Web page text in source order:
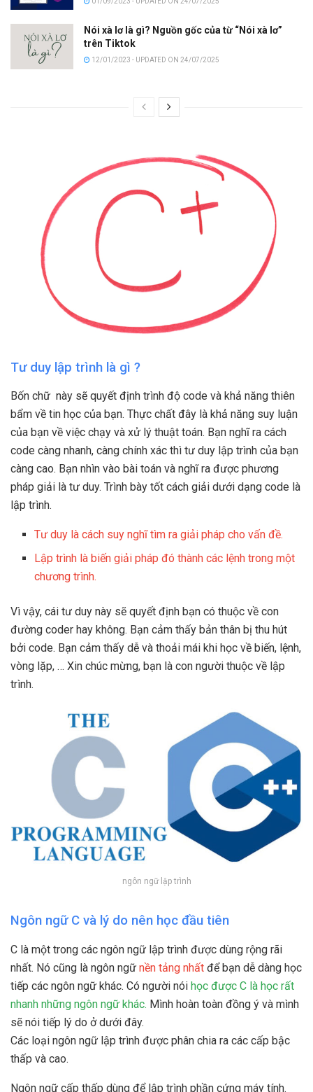
Nói xà lơ là gì? Nguồn gốc của từ “Nói xà lơ”
trên Tiktok
12/01/2023 - UPDATED ON 24/07/2025
Tư duy lập trình là gì ?
Bốn chữ này sẽ quyết định trình độ code và khả năng thiên
bẩm về tin học của bạn. Thực chất đây là khả năng suy luận
của bạn về việc chạy và xử lý thuật toán. Bạn nghĩ ra cách
code càng nhanh, càng chính xác thì tư duy lập trình của bạn
càng cao. Bạn nhìn vào bài toán và nghĩ ra được phương
pháp giải là tư duy. Trình bày tốt cách giải dưới dạng code là
lập trình.
Tư duy là cách suy nghĩ tìm ra giải pháp cho vấn đề.
Lập trình là biến giải pháp đó thành các lệnh trong một
chương trình.
Vì vậy, cái tư duy này sẽ quyết định bạn có thuộc về con
đường coder hay không. Bạn cảm thấy bản thân bị thu hút
bởi code. Bạn cảm thấy dễ và thoải mái khi học về biến, lệnh,
vòng lặp, … Xin chúc mừng, bạn là con người thuộc về lập
trình.
ngôn ngữ lập trình
Ngôn ngữ C và lý do nên học đầu tiên
C là một trong các ngôn ngữ lập trình được dùng rộng rãi
nhất. Nó cũng là ngôn ngữ nền tảng nhất để bạn dễ dàng học
tiếp các ngôn ngữ khác. Có người nói học được C là học rất
nhanh những ngôn ngữ khác. Mình hoàn toàn đồng ý và mình
sẽ nói tiếp lý do ở dưới đây.
Các loại ngôn ngữ lập trình được phân chia ra các cấp bậc
thấp và cao.
Ngôn ngữ cấp thấp dùng để lập trình phần cứng máy tính.